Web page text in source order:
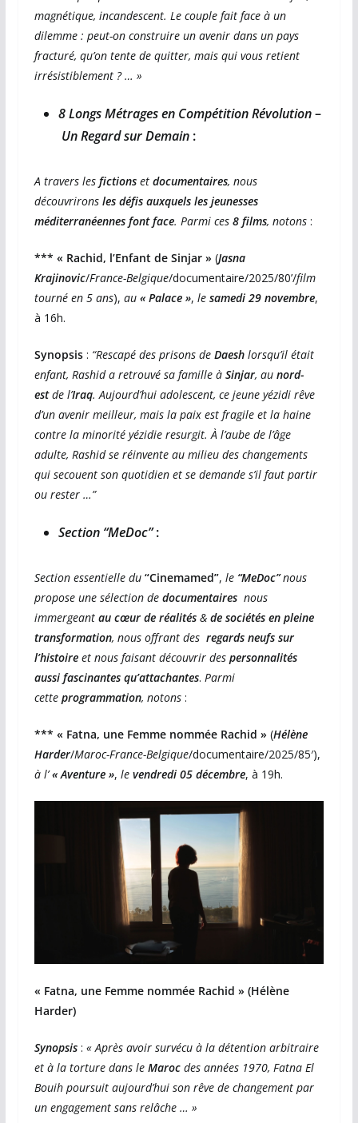
magnétique, incandescent. Le couple fait face à un
dilemme : peut-on construire un avenir dans un pays
fracturé, qu’on tente de quitter, mais qui vous retient
irrésistiblement ? … »
8 Longs Métrages en Compétition Révolution–
Un Regard sur Demain :
A travers les fictionset documentaires, nous
découvrironsles défis auxquels les jeunesses
méditerranéennes font face. Parmi ces8 films, notons :
*** « Rachid, l’Enfant de Sinjar » (Jasna
Krajinovic/France-Belgique/documentaire/2025/80’/film
tourné en 5 ans), au « Palace », le samedi 29 novembre,
à 16h.
Synopsis : “Rescapé des prisons de Daesh lorsqu’il était
enfant, Rashid a retrouvé sa famille à Sinjar, au nord-
estde l’Iraq. Aujourd’hui adolescent, ce jeune yézidi rêve
d’un avenir meilleur, mais la paix est fragile et la haine
contre la minorité yézidie resurgit. À l’aube de l’âge
adulte, Rashid se réinvente au milieu des changements
qui secouent son quotidien et se demande s’il faut partir
ou rester …”
Section “MeDoc”:
Section essentielle du“Cinemamed”, le “MeDoc”nous
propose une sélection dedocumentairesnous
immergeantau cœur de réalités & de sociétés en pleine
transformation, nous offrant des regards neufs sur
l’histoire et nous faisant découvrir despersonnalités
aussi fascinantes qu’attachantes. Parmi
cetteprogrammation, notons:
*** « Fatna, une Femme nommée Rachid » (Hélène
Harder/Maroc-France-Belgique/documentaire/2025/85′),
à l’« Aventure », le vendredi 05 décembre, à 19h.
« Fatna, une Femme nommée Rachid » (Hélène
Harder)
Synopsis: « Après avoir survécu à la détention arbitraire
et à la torture dans le Maroc des années 1970, Fatna El
Bouih poursuit aujourd’hui son rêve de changement par
un engagement sans relâche … »